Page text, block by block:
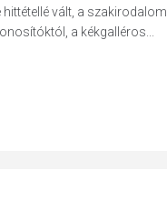
vált, a szakirodalom
a kékgalléros...